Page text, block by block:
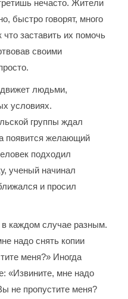
нечасто. Жители
быстро говорят, много
заставить их помочь
своими
людьми,
условиях.
группы ждал
появится желающий
подходил
ученый начинал
и просил
каждом случае разным.
надо снять копии
меня?» Иногда
«Извините, мне надо
не пропустите меня?